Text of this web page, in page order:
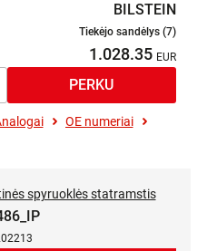
BILSTEIN
Tiekėjo sandėlys (7)
1.028.35
OE numeriai
spyruoklės statramstis